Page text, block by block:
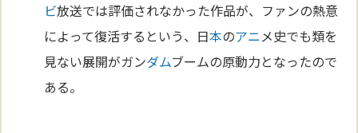
ビ放送では評価されなかった作品が、ファンの熱意
によって復活するという、日本のアニメ史でも類を
見ない展開がガンダムブームの原動力となったので
ある。